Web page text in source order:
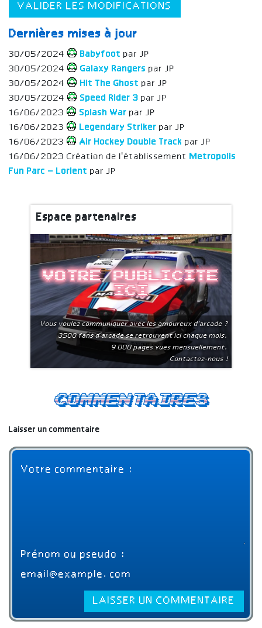
VALIDER LES MODIFICATIONS
Dernières mises à jour
30/05/2024 Babyfoot par JP
30/05/2024
Galaxy Rangers par JP
30/05/2024
Hit The Ghost par JP
30/05/2024
Speed Rider 3 par JP
16/06/2023
Splash War par JP
16/06/2023
Legendary Striker par JP
16/06/2023
Air Hockey Double Track par JP
16/06/2023 Création de l'établissement Metropolis
Fun Parc – Lorient par JP
Espace partenaires
Votre publicite
ici
Vous voulez communiquer avec les amoureux d'arcade ?
3500 fans d'arcade se retrouvent ici chaque mois.
9 000 pages vues mensuellement.
Contactez-nous !
Commentaires
Laisser un commentaire